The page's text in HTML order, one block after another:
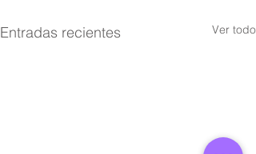
Entradas recientes Ver todo